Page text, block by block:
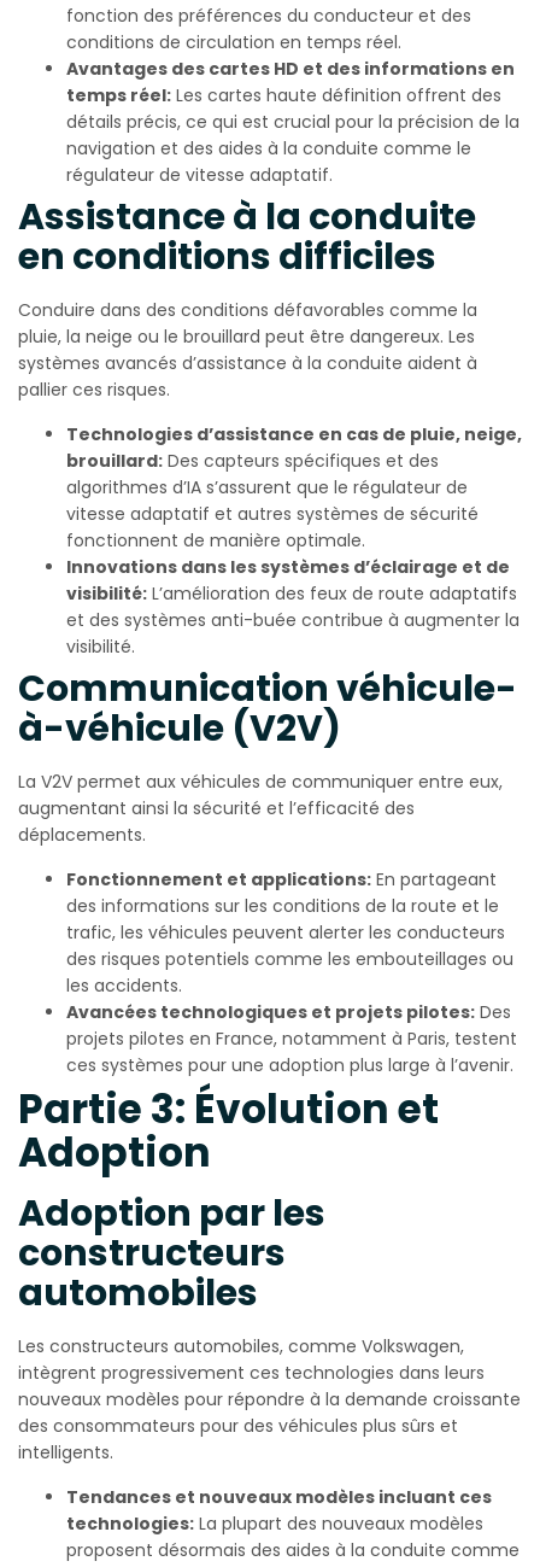
fonction des préférences du conducteur et des
conditions de circulation en temps réel.
Avantages des cartes HD et des informations en
temps réel: Les cartes haute définition offrent des
détails précis, ce qui est crucial pour la précision de la
navigation et des aides à la conduite comme le
régulateur de vitesse adaptatif.
Assistance à la conduite
en conditions difficiles
Conduire dans des conditions défavorables comme la
pluie, la neige ou le brouillard peut être dangereux. Les
systèmes avancés d’assistance à la conduite aident à
pallier ces risques.
Technologies d’assistance en cas de pluie, neige,
brouillard: Des capteurs spécifiques et des
algorithmes d’IA s’assurent que le régulateur de
vitesse adaptatif et autres systèmes de sécurité
fonctionnent de manière optimale.
Innovations dans les systèmes d’éclairage et de
visibilité: L’amélioration des feux de route adaptatifs
et des systèmes anti-buée contribue à augmenter la
visibilité.
Communication véhicule-
à-véhicule (V2V)
La V2V permet aux véhicules de communiquer entre eux,
augmentant ainsi la sécurité et l’efficacité des
déplacements.
Fonctionnement et applications: En partageant
des informations sur les conditions de la route et le
trafic, les véhicules peuvent alerter les conducteurs
des risques potentiels comme les embouteillages ou
les accidents.
Avancées technologiques et projets pilotes: Des
projets pilotes en France, notamment à Paris, testent
ces systèmes pour une adoption plus large à l’avenir.
Partie 3: Évolution et
Adoption
Adoption par les
constructeurs
automobiles
Les constructeurs automobiles, comme Volkswagen,
intègrent progressivement ces technologies dans leurs
nouveaux modèles pour répondre à la demande croissante
des consommateurs pour des véhicules plus sûrs et
intelligents.
Tendances et nouveaux modèles incluant ces
technologies: La plupart des nouveaux modèles
proposent désormais des aides à la conduite comme